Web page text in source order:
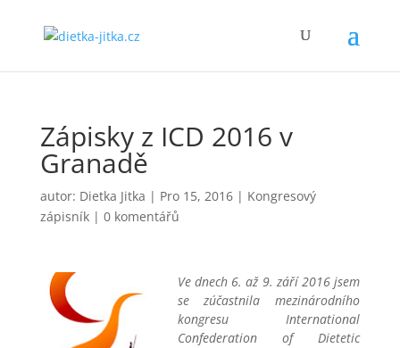
Zápisky z ICD 2016 v
Granadě
autor: Dietka Jitka | Pro 15, 2016| Kongresový
zápisník| 0 komentářů
Ve dnech 6. až 9. září 2016 jsem
se zúčastnila mezinárodního
kongresu International
Confederation of Dietetic